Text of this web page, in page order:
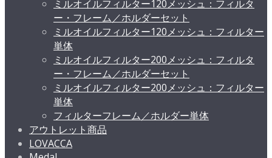
ミルオイルフィルター120メッシュ：フィルタ
ー・フレーム／ホルダーセット
ミルオイルフィルター120メッシュ：フィルター
単体
ミルオイルフィルター200メッシュ：フィルタ
ー・フレーム／ホルダーセット
ミルオイルフィルター200メッシュ：フィルター
単体
フィルターフレーム／ホルダー単体
アウトレット商品
LOVACCA